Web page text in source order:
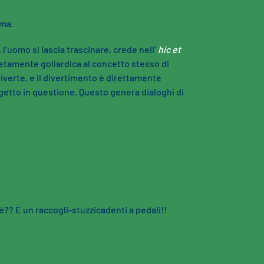
si lascia trascinare, crede nell’ hic et
goliardica al concetto stesso di
e il divertimento è direttamente
in questione. Questo genera dialoghi di
È un raccogli-stuzzicadenti a pedali!!